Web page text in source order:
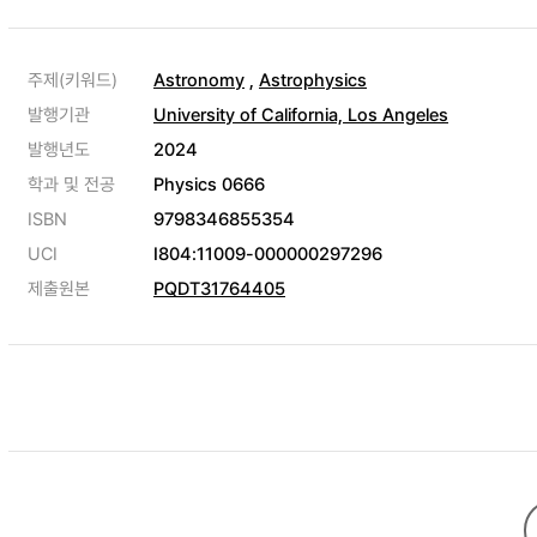
주제(키워드) Astronomy , Astrophysics
발행기관
University of California, Los Angeles
발행년도
2024
학과 및 전공
Physics 0666
ISBN
9798346855354
UCI
I804:11009-000000297296
제출원본
PQDT31764405